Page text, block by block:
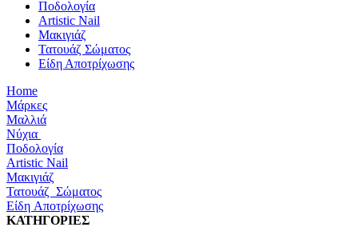
Ποδολογία
Artistic Nail
Μακιγιάζ
Τατουάζ Σώματος
Είδη Αποτρίχωσης
Home
Μάρκες
Μαλλιά
Νύχια
Ποδολογία
Artistic Nail
Μακιγιάζ
Τατουάζ Σώματος
Είδη Αποτρίχωσης
ΚΑΤΗΓΟΡΙΕΣ